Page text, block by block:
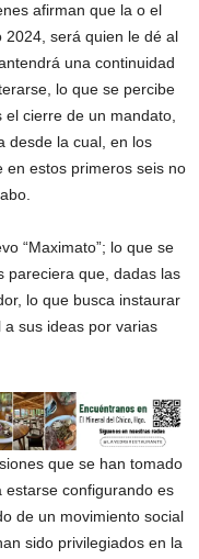
afirman que la o el
será quien le dé al
una continuidad
lo que se percibe
cierre de un mandato,
desde la cual, en los
en estos primeros seis no
“Maximato”; lo que se
pareciera que, dadas las
lo que busca instaurar
sus ideas por varias
que se han tomado
configurando es
de un movimiento social
sido privilegiados en la